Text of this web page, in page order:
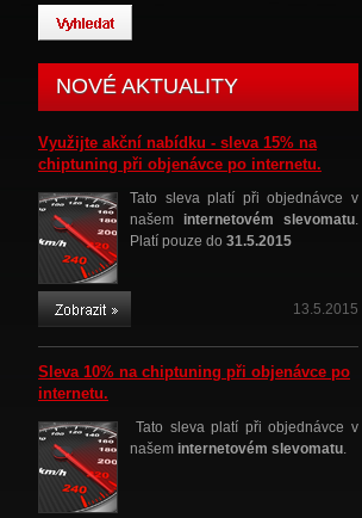
NOVÉ AKTUALITY
Využijte akční nabídku - sleva 15% na
chiptuning při objenávce po internetu.
Tato sleva platí při objednávce v
našem internetovém slevomatu.
Platí pouze do 31.5.2015
13.5.2015
Sleva 10% na chiptuning při objenávce po
internetu.
Tato sleva platí při objednávce v
našem internetovém slevomatu.